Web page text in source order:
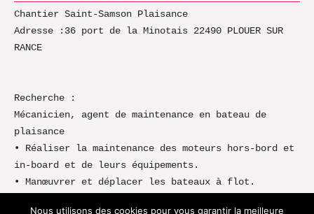
Chantier Saint-Samson Plaisance
Adresse :36 port de la Minotais 22490 PLOUER SUR
RANCE
Recherche :
Mécanicien, agent de maintenance en bateau de
plaisance
• Réaliser la maintenance des moteurs hors-bord et
in-board et de leurs équipements.
• Manœuvrer et déplacer les bateaux à flot.
Nous utilisons des cookies pour vous garantir la meilleure